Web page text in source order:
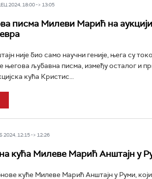
2024, 18:00 -> 13:05
писма Милеви Марић на
није био само научни геније, њега су
његова љубавна писма, између осталог и
кућа Кристис...
12:15 -> 12:26
кућа Милеве Марић Анштајн у
куће Милеве Марић Анштајн у Руми,